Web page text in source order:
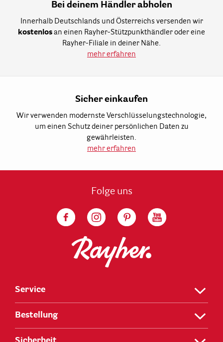
Bei deinem Händler abholen
Innerhalb Deutschlands und Österreichs versenden wir
kostenlos an einen Rayher-Stützpunkthändler oder eine
Rayher-Filiale in deiner Nähe.
mehr erfahren
Sicher einkaufen
Wir verwenden modernste Verschlüsselungstechnologie,
um einen Schutz deiner persönlichen Daten zu
gewährleisten.
mehr erfahren
Folge uns
Service
Bestellung